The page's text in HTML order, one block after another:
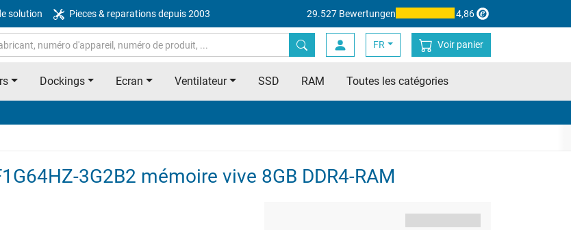
solution Pieces & reparations depuis 2003 29.527 Bewertungen 4,86
FR Voir panier
Dockings Ecran Ventilateur SSD RAM Toutes les catégories
3G2B2 mémoire vive 8GB DDR4-RAM